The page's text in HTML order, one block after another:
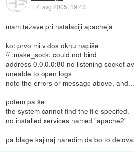
::7. avg 2005, 19:43
mam težave pri nstalaciji apacheja
kot prvo mi v dos oknu napiše
// :make_sock: could not bind
address 0.0.0.0:80 no listening socket
uneable to open logs
note the errors or message above,
potem pa še
the system cannot find the file specifed.
no installed services named "apache2"
pa blage kaj naj naredim da bo to